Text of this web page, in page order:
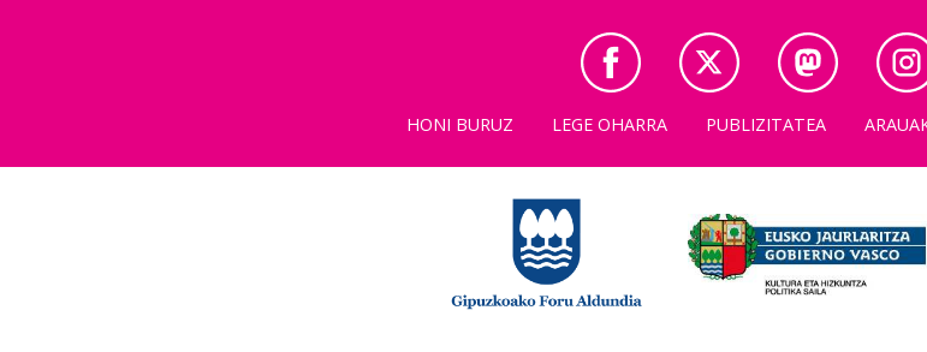
HONI BURUZ LEGE OHARRA PUBLIZITATEA